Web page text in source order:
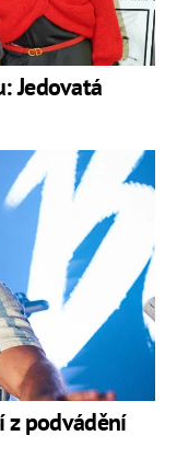
Jedovatá
z podvádění